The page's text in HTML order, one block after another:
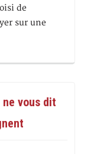
de
sur une
ne vous dit